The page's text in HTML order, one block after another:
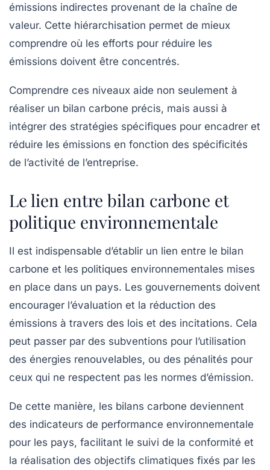
émissions indirectes provenant de la chaîne de
valeur. Cette hiérarchisation permet de mieux
comprendre où les efforts pour réduire les
émissions doivent être concentrés.
Comprendre ces niveaux aide non seulement à
réaliser un bilan carbone précis, mais aussi à
intégrer des stratégies spécifiques pour encadrer et
réduire les émissions en fonction des spécificités
de l’activité de l’entreprise.
Le lien entre bilan carbone et
politique environnementale
Il est indispensable d’établir un lien entre le bilan
carbone et les politiques environnementales mises
en place dans un pays. Les gouvernements doivent
encourager l’évaluation et la réduction des
émissions à travers des lois et des incitations. Cela
peut passer par des subventions pour l’utilisation
des énergies renouvelables, ou des pénalités pour
ceux qui ne respectent pas les normes d’émission.
De cette manière, les bilans carbone deviennent
des indicateurs de performance environnementale
pour les pays, facilitant le suivi de la conformité et
la réalisation des objectifs climatiques fixés par les